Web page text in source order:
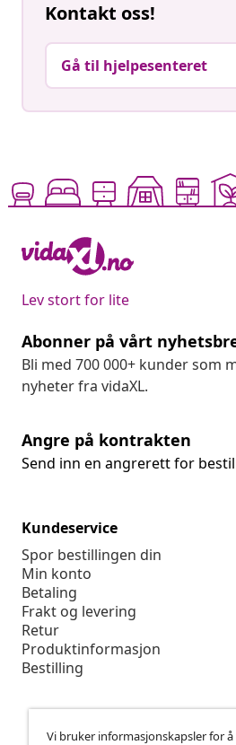
Kontakt oss!
Gå til hjelpesenteret
Lev stort for lite
Abonner på vårt
Bli med 700 000+ kunder som
nyheter fra vidaXL.
Angre på kontrakten
Send inn en angrerett for
Kundeservice
Spor bestillingen din
Min konto
Betaling
Frakt og levering
Retur
Produktinformasjon
Bestilling
Vi bruker informasjonskapsler for